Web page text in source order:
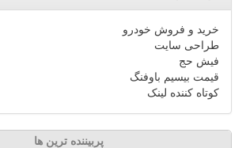
خرید و فروش خودرو
طراحی سایت
فیش حج
قیمت بیسیم باوفنگ
کوتاه کننده لینک
پربیننده ترین ها